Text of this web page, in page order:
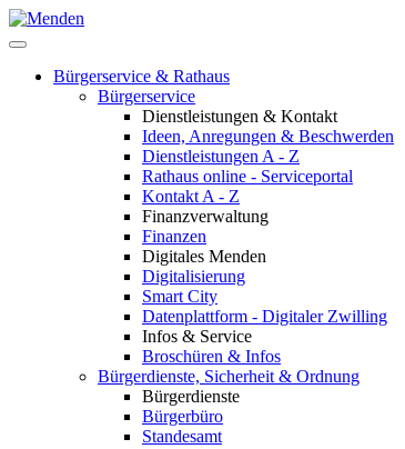
Bürgerservice & Rathaus
Bürgerservice
Dienstleistungen & Kontakt
Ideen, Anregungen & Beschwerden
Dienstleistungen A - Z
Rathaus online - Serviceportal
Kontakt A - Z
Finanzverwaltung
Finanzen
Digitales Menden
Digitalisierung
Smart City
Datenplattform - Digitaler Zwilling
Infos & Service
Broschüren & Infos
Bürgerdienste, Sicherheit & Ordnung
Bürgerdienste
Bürgerbüro
Standesamt